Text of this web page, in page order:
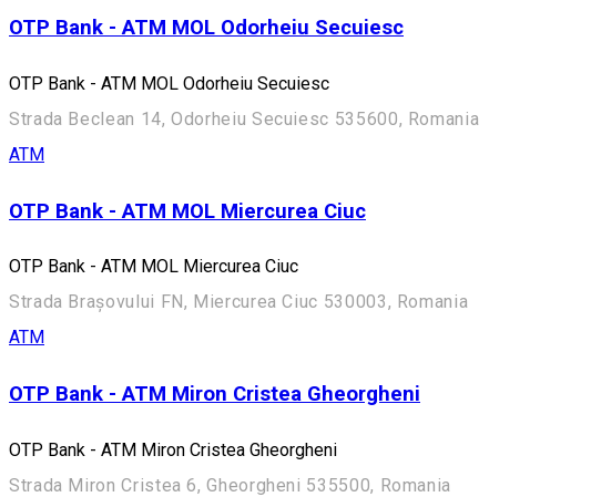
OTP Bank - ATM MOL Odorheiu Secuiesc
OTP Bank - ATM MOL Odorheiu Secuiesc
Strada Beclean 14, Odorheiu Secuiesc 535600, Romania
ATM
OTP Bank - ATM MOL Miercurea Ciuc
OTP Bank - ATM MOL Miercurea Ciuc
Strada Brașovului FN, Miercurea Ciuc 530003, Romania
ATM
OTP Bank - ATM Miron Cristea Gheorgheni
OTP Bank - ATM Miron Cristea Gheorgheni
Strada Miron Cristea 6, Gheorgheni 535500, Romania